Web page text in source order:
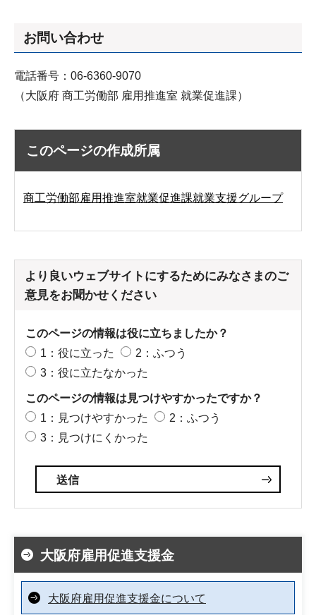
お問い合わせ
電話番号：06-6360-9070
（大阪府 商工労働部 雇用推進室 就業促進課）
このページの作成所属
商工労働部雇用推進室就業促進課就業支援グループ
より良いウェブサイトにするためにみなさまのご
意見をお聞かせください
このページの情報は役に立ちましたか？
1：役に立った
2：ふつう
3：役に立たなかった
このページの情報は見つけやすかったですか？
1：見つけやすかった
2：ふつう
3：見つけにくかった
大阪府雇用促進支援金
大阪府雇用促進支援金について